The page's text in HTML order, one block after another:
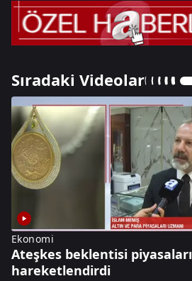
Sıradaki Videolar
Ekonomi
Ateşkes beklentisi piyasaları
hareketlendirdi